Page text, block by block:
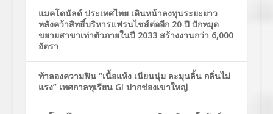
แมคโดนัลด์ ประเทศไทย เดินหน้าลงทุนระยะยาว
หลังคว้าสิทธิ์บริหารแฟรนไชส์ต่ออีก 20 ปี ปักหมุด
ขยายสาขาเท่าตัวภายในปี 2033 สร้างงานกว่า 6,000
อัตรา
ท้าลองความฟิน “เนื้อแห้ง เนียนนุ่ม ละมุนลิ้น กลิ่นไม่
แรง” เทศกาลทุเรียน GI ปากช่องเขาใหญ่